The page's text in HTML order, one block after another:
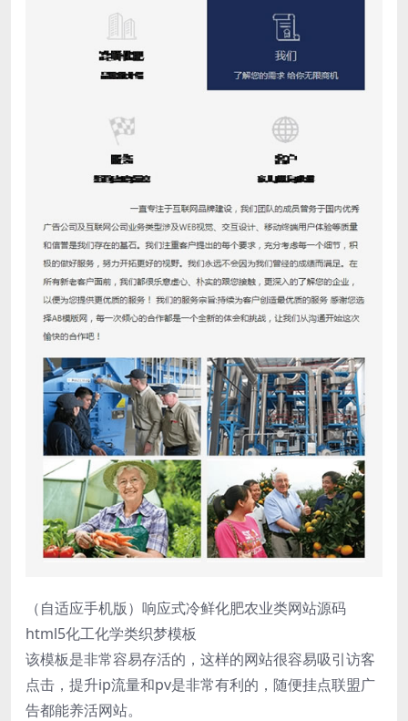
（自适应手机版）响应式冷鲜化肥农业类网站源码
html5化工化学类织梦模板
该模板是非常容易存活的，这样的网站很容易吸引访客
点击，提升ip流量和pv是非常有利的，随便挂点联盟广
告都能养活网站。